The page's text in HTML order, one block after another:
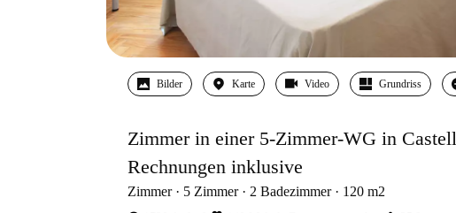
Bilder Karte Video Grundriss
Zimmer in einer 5-Zimmer-WG in
Rechnungen inklusive
Zimmer 5 Zimmer 2 Badezimmer 120 m2